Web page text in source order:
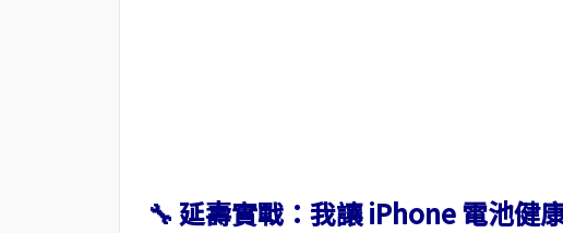
🔧 延壽實戰：我讓 iPhone 電池健